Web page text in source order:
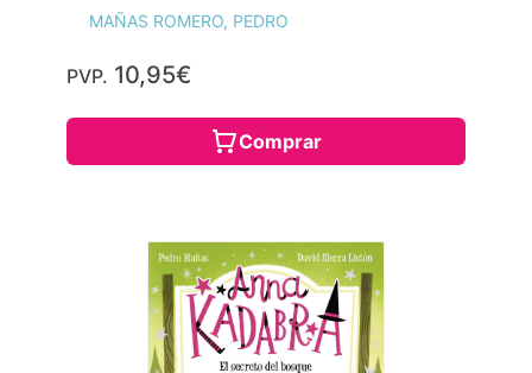
MAÑAS ROMERO, PEDRO
PVP. 10,95€
Comprar